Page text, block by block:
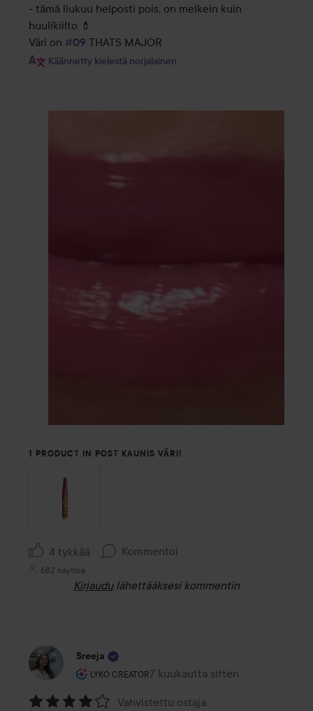
- tämä liukuu helposti pois, on melkein kuin
huulikiilto 💄
Väri on #09 THATS MAJOR
Käännetty kielestä norjalainen
1 PRODUCT IN POST KAUNIS VÄRI!
4 tykkää Kommentoi
682 näyttöä
Kirjaudu lähettääksesi kommentin
Sreeja
LYKO CREATOR
Käyttäjän rooli: Lyko Creator.
7 kuukautta sitten
Viesti luotiin 7 kuukautta sitten
Vahvistettu ostaja